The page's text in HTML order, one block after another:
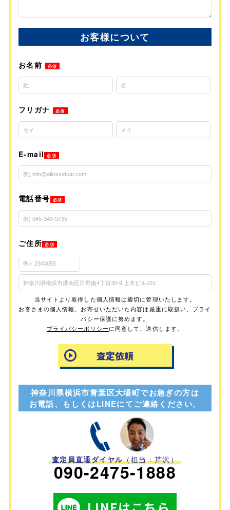
お客様について
お名前 必須
フリガナ 必須
E-mail 必須
電話番号 必須
ご住所 必須
当サイトより取得した個人情報は適切に管理いたします。
お客さまの個人情報、お寄せいただいた内容は厳重に取扱い、プライ
バシー保護に努めます。
プライバシーポリシーに同意して、送信します。
神奈川県横浜市青葉区大場町でお急ぎの方は
お電話、もしくはLINEにてご連絡ください。
査定員直通ダイヤル（担当：芹沢）
090-2475-1888